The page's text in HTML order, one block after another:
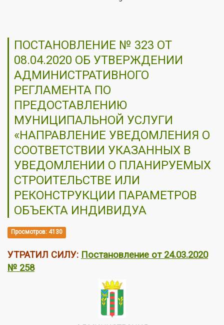
ПОСТАНОВЛЕНИЕ № 323 ОТ
08.04.2020 ОБ УТВЕРЖДЕНИИ
АДМИНИСТРАТИВНОГО
РЕГЛАМЕНТА ПО
ПРЕДОСТАВЛЕНИЮ
МУНИЦИПАЛЬНОЙ УСЛУГИ
«НАПРАВЛЕНИЕ УВЕДОМЛЕНИЯ О
СООТВЕТСТВИИ УКАЗАННЫХ В
УВЕДОМЛЕНИИ О ПЛАНИРУЕМЫХ
СТРОИТЕЛЬСТВЕ ИЛИ
РЕКОНСТРУКЦИИ ПАРАМЕТРОВ
ОБЪЕКТА ИНДИВИДУА
Просмотров: 4130
УТРАТИЛ СИЛУ: Постановление от 24.03.2020
№ 258